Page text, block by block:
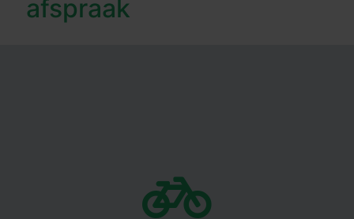
afspraak